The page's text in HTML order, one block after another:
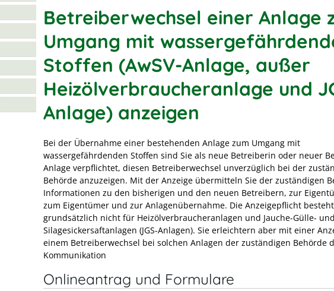
Betreiberwechsel einer Anlage
Umgang mit
Stoffen (AwSV-Anlage, außer
Heizölverbraucheranlage und
Anlage) anzeigen
Bei der Übernahme einer bestehenden Anlage zum Umgang mit
wassergefährdenden Stoffen sind Sie als neue Betreiberin oder neuer
Anlage verpflichtet, diesen Betreiberwechsel unverzüglich bei der
Behörde anzuzeigen. Mit der Anzeige übermitteln Sie der zuständigen
Informationen zu den bisherigen und den neuen Betreibern, zur
zum Eigentümer und zur Anlagenübernahme. Die Anzeigepflicht besteht
grundsätzlich nicht für Heizölverbraucheranlagen und Jauche-Gülle- und
Silagesickersaftanlagen (JGS-Anlagen). Sie erleichtern aber mit einer
einem Betreiberwechsel bei solchen Anlagen der zuständigen Behörde
Kommunikation
Onlineantrag und Formulare